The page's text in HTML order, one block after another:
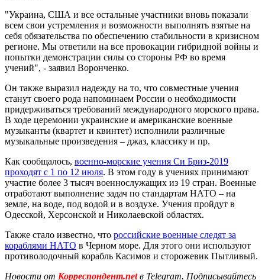
"Украина, США и все остальные участники вновь показали
всем свои устремления и возможности выполнять взятые на
себя обязательства по обеспечению стабильности в кризисном
регионе. Мы ответили на все провокации гибридной войны и
попытки демонстрации силы со стороны РФ во время
учений", - заявил Воронченко.
Он также выразил надежду на то, что совместные учения
станут своего рода напоминаем России о необходимости
придерживаться требований международного морского права.
В ходе церемонии украинские и американские военные
музыканты (квартет и квинтет) исполнили различные
музыкальные произведения – джаз, классику и пр.
Как сообщалось, военно-морские учения Си Бриз-2019
проходят с 1 по 12 июля. В этом году в учениях принимают
участие более 3 тысяч военнослужащих из 19 стран. Военные
отработают выполнение задач по стандартам НАТО – на
земле, на воде, под водой и в воздухе. Учения пройдут в
Одесской, Херсонской и Николаевской областях.
Также стало известно, что российские военные следят за
кораблями НАТО в Черном море. Для этого они используют
противолодочный корабль Касимов и сторожевик Пытливый.
Новости от Корреспондент.netв Telegram. Подписывайтесь